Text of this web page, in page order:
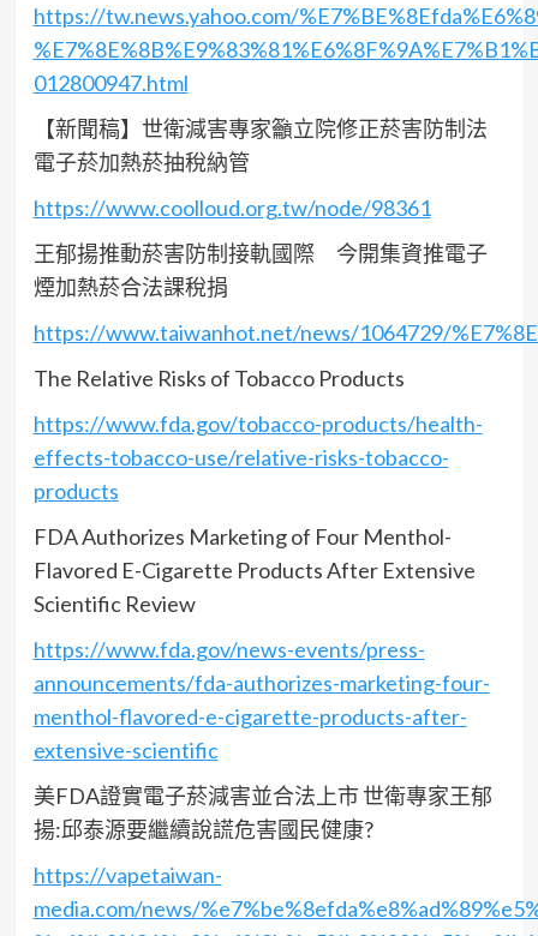
https://tw.news.yahoo.com/
012800947.html
【新聞稿】世衛減害專家籲立院修正菸害防制法
電子菸加熱菸抽稅納管
https://www.coolloud.org.tw/node/98361
王郁揚推動菸害防制接軌國際 今開集資推電子
煙加熱菸合法課稅捐
https://www.taiwanhot.net/news/1064729/
The Relative Risks of Tobacco Products
https://www.fda.gov/tobacco-products/health-
effects-tobacco-use/relative-risks-tobacco-
products
FDA Authorizes Marketing of Four Menthol-
Flavored E-Cigarette Products After Extensive
Scientific Review
https://www.fda.gov/news-events/press-
announcements/fda-authorizes-marketing-four-
menthol-flavored-e-cigarette-products-after-
extensive-scientific
美FDA證實電子菸減害並合法上市 世衛專家王郁
揚:邱泰源要繼續說謊危害國民健康?
https://vapetaiwan-
media.com/news/